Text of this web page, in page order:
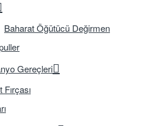
Baharat Öğütücü Değirmen
Gereçleri